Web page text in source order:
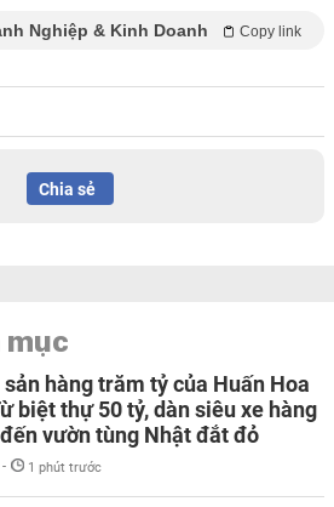
Nghiệp & Kinh Doanh Copy link
Chia sẻ
mục
hàng trăm tỷ của Huấn Hoa
biệt thự 50 tỷ, dàn siêu xe hàng
vườn tùng Nhật đắt đỏ
- 1 phút trước